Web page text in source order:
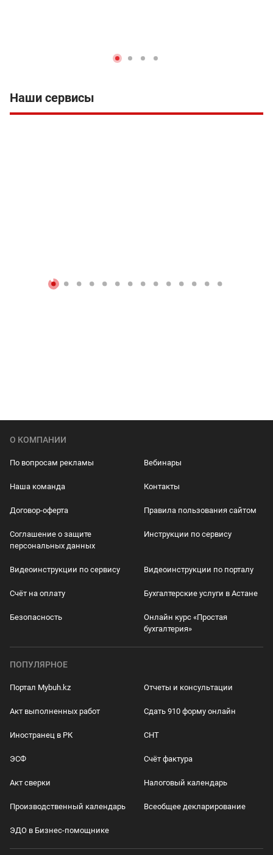
Наши сервисы
О КОМПАНИИ
По вопросам рекламы Вебинары
Наша команда Контакты
Договор-оферта Правила пользования сайтом
Соглашение о защите
персональных данных
Инструкции по сервису
Видеоинструкции по сервису Видеоинструкции по порталу
Счёт на оплату Бухгалтерские услуги в Астане
Безопасность
Онлайн курс «Простая
бухгалтерия»
ПОПУЛЯРНОЕ
Портал Mybuh.kz Отчеты и консультации
Акт выполненных работ Сдать 910 форму онлайн
Иностранец в РК СНТ
ЭСФ Счёт фактура
Акт сверки Налоговый календарь
Производственный календарь Всеобщее декларирование
ЭДО в Бизнес-помощнике